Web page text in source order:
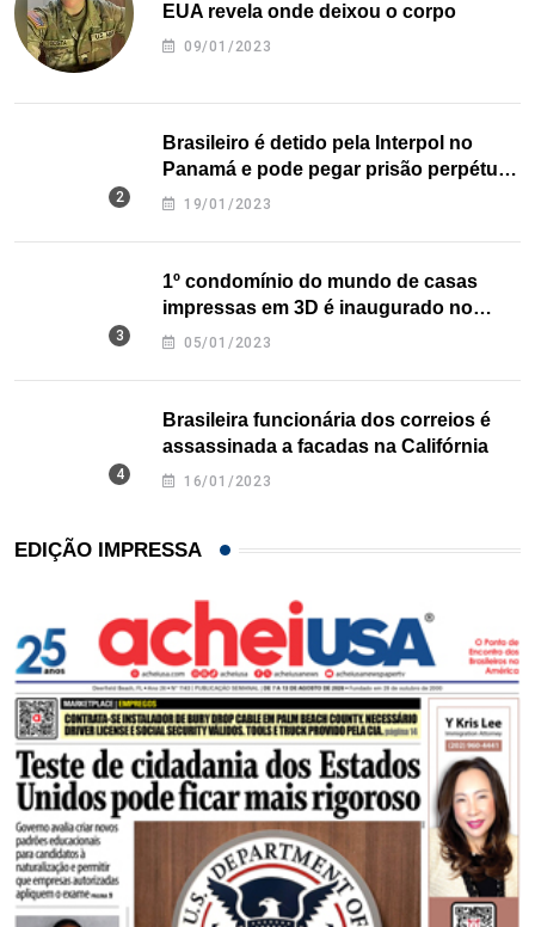
EUA revela onde deixou o corpo
09/01/2023
Brasileiro é detido pela Interpol no
Panamá e pode pegar prisão perpétua
nos EUA
19/01/2023
1º condomínio do mundo de casas
impressas em 3D é inaugurado no
Texas
05/01/2023
Brasileira funcionária dos correios é
assassinada a facadas na Califórnia
16/01/2023
EDIÇÃO IMPRESSA